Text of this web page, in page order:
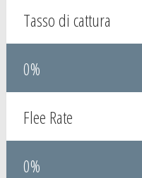
Tasso di cattura
0%
Flee Rate
0%